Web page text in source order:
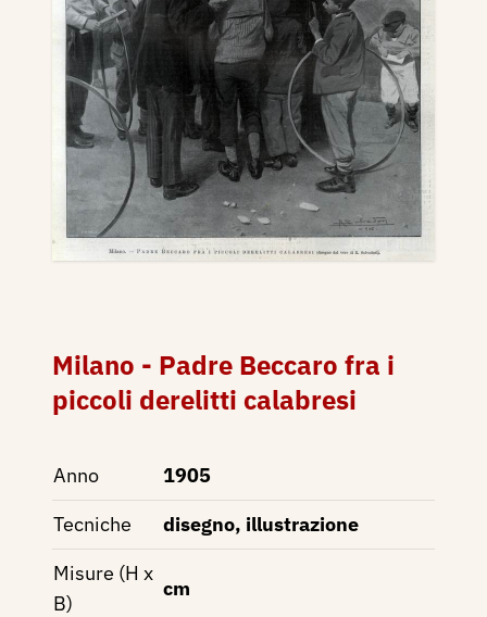
Milano - Padre Beccaro fra i
piccoli derelitti calabresi
Anno
1905
Tecniche
disegno, illustrazione
Misure (H x
B)
cm